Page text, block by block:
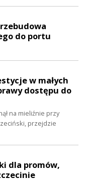
do portu
w małych
dostępu do
na mieliźnie przy
przejdzie
dla promów,